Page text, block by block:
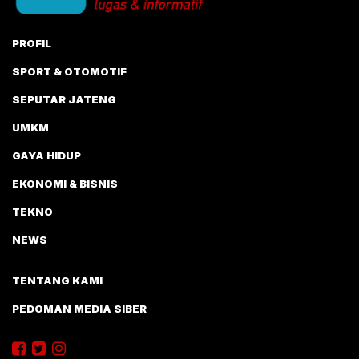
PROFIL
SPORT & OTOMOTIF
SEPUTAR JATENG
UMKM
GAYA HIDUP
EKONOMI & BISNIS
TEKNO
NEWS
TENTANG KAMI
PEDOMAN MEDIA SIBER